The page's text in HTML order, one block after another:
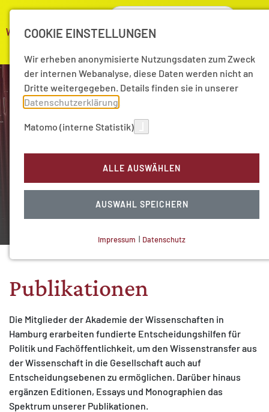
Monographien, Editionen,
Essays
Erkenntnisse gewinnen
Publikationen
Die Mitglieder der Akademie der Wissenschaften in
Hamburg erarbeiten fundierte Entscheidungshilfen für
Politik und Fachöffentlichkeit, um den Wissenstransfer aus
der Wissenschaft in die Gesellschaft auch auf
Entscheidungsebenen zu ermöglichen. Darüber hinaus
ergänzen Editionen, Essays und Monographien das
Spektrum unserer Publikationen.
COOKIE EINSTELLUNGEN
Wir erheben anonymisierte Nutzungsdaten zum Zweck
der internen Webanalyse, diese Daten werden nicht an
Dritte weitergegeben. Details finden sie in unserer
Datenschutzerklärung
Matomo (interne Statistik)
ALLE AUSWÄHLEN
AUSWAHL SPEICHERN
MATOMO (INTERNE STATISTIK)
Statistik Cookies erfassen Informationen anonym.
Diese Informationen helfen uns zu verstehen, wie
unsere Besucher unsere Website nutzen.
Impressum | Datenschutz